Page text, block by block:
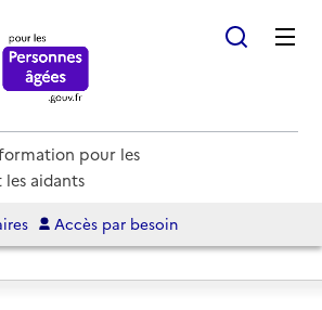
pour les
les aidants
Accès par besoin